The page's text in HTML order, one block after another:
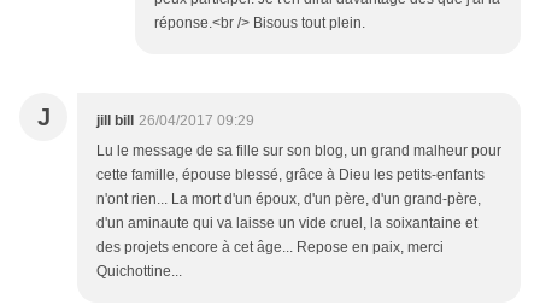
réponse.<br /> Bisous tout plein.
J jill bill
26/04/2017 09:29
Lu le message de sa fille sur son blog, un grand malheur pour
cette famille, épouse blessé, grâce à Dieu les petits-enfants
n'ont rien... La mort d'un époux, d'un père, d'un grand-père,
d'un aminaute qui va laisse un vide cruel, la soixantaine et
des projets encore à cet âge... Repose en paix, merci
Quichottine...